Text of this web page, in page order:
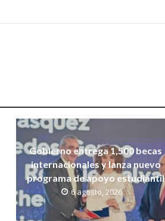
Gobierno entrega 1,500 becas
internacionales y lanza nuevo
programa de apoyo estudiantil
6 agosto, 2026